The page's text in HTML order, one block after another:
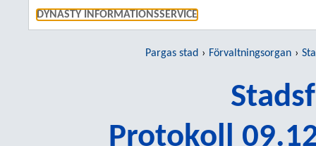
DYNASTY INFORMATIONSSERVICE
Pargas stad Förvaltningsorgan
Protokoll